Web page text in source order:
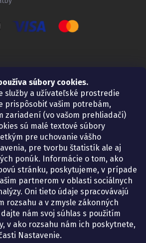
súbory cookies.
služby a užívateľské prostredie
prispôsobiť vašim potrebám,
zariadení (vo vašom prehliadači)
sú malé textové súbory
pre uchovanie vášho
pre tvorbu štatistík ale aj
ponúk. Informácie o tom, ako
stránku, poskytujeme, v prípade
partnerom v oblasti sociálnych
Oni tieto údaje spracovávajú
rozsahu a v zmysle zákonných
nám svoj súhlas s použitím
v ako rozsahu nám ich poskytnete,
Nastavenie.
h.
h.
h.
h.
h.